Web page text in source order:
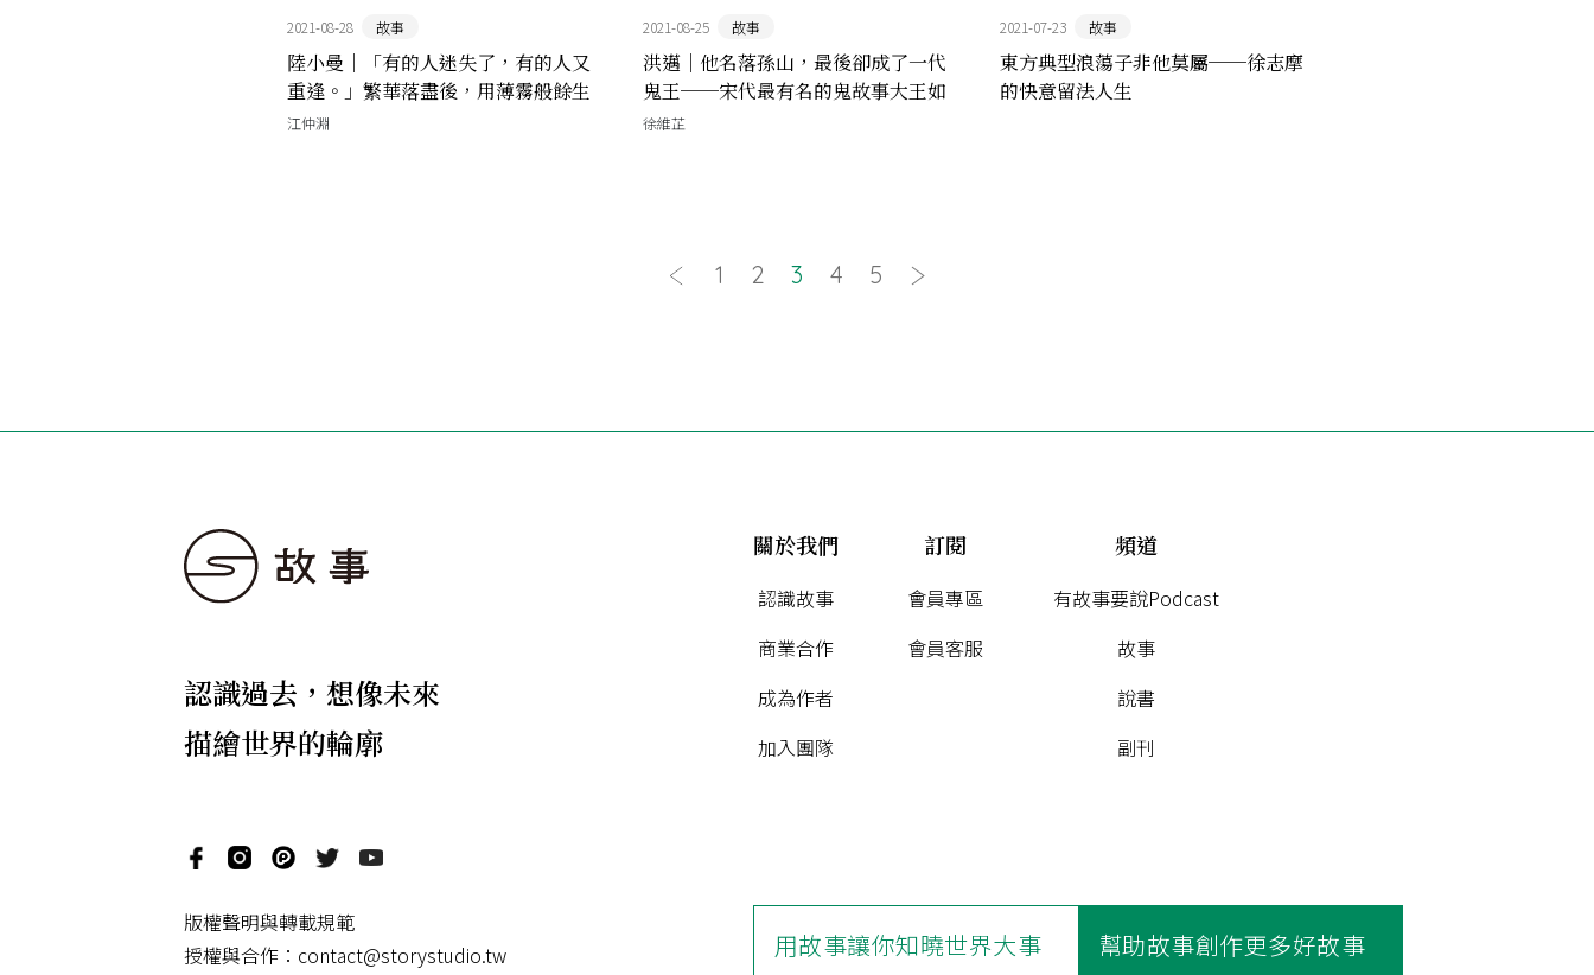
2021-08-28 故事
陸小曼｜「有的人迷失了，有的人又
重逢。」繁華落盡後，用薄霧般餘生
清冷來償還的奇女子
江仲淵
2021-08-25 故事
洪邁｜他名落孫山，最後卻成了一代
鬼王──宋代最有名的鬼故事大王如
何煉成？
徐維芷
2021-07-23 故事
東方典型浪蕩子非他莫屬──徐志摩
的快意留法人生
1 2 3 4 5
認識過去，想像未來
描繪世界的輪廓
關於我們
認識故事
商業合作
成為作者
加入團隊
訂閱
會員專區
會員客服
頻道
有故事要說Podcast
故事
說書
副刊
版權聲明與轉載規範
授權與合作： contact@storystudio.tw
用故事讓你知曉世界大事 幫助故事創作更多好故事